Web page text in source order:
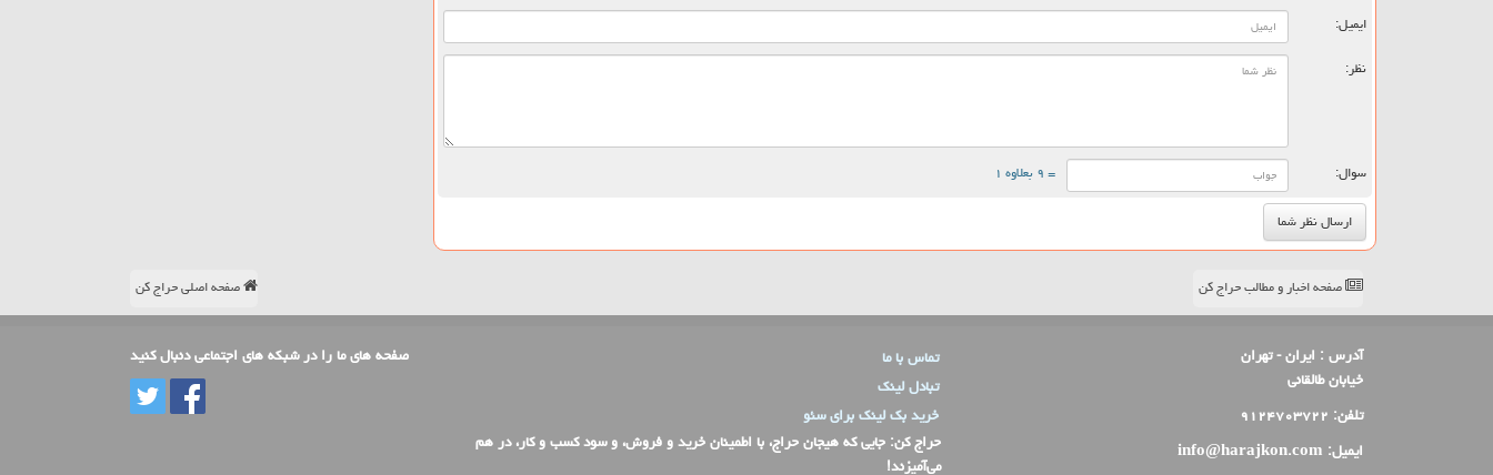
ایمیل:
نظر:
سوال: = ۹ بعلاوه ۱
صفحه اخبار و مطالب حراج کن صفحه اصلی حراج کن
آدرس : ایران - تهران
خیابان طالقانی
تلفن: ۹۱۲۴۷۰۳۷۲۲
ایمیل: info@harajkon.com
تماس با ما
تبادل لینک
خرید بک لینک برای سئو
حراج کن: جایی که هیجان حراج، با اطمینان خرید و فروش، و سود کسب و کار، در هم
می‌آمیزند!
صفحه های ما را در شبکه های اجتماعی دنبال کنید